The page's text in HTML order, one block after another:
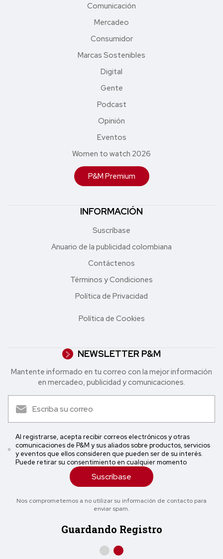
Comunicación
Mercadeo
Consumidor
Marcas Sostenibles
Digital
Gente
Podcast
Opinión
Eventos
Women to watch 2026
P&M Premium
INFORMACIÓN
Suscríbase
Anuario de la publicidad colombiana
Contáctenos
Términos y Condiciones
Política de Privacidad
Política de Cookies
NEWSLETTER P&M
Mantente informado en tu correo con la mejor in formación
en mercadeo, publicidad y comunicaciones.
Al registrarse, acepta recibir correos electrónicos y otras
comunicaciones de P&M y sus aliados sobre productos, servicios
y eventos que ellos consideren que pueden ser de su interés.
Puede retirar su consentimiento en cualquier momento
Suscríbase
Nos comprometemos a no utilizar su información de contacto para
enviar spam.
Guardando Registro